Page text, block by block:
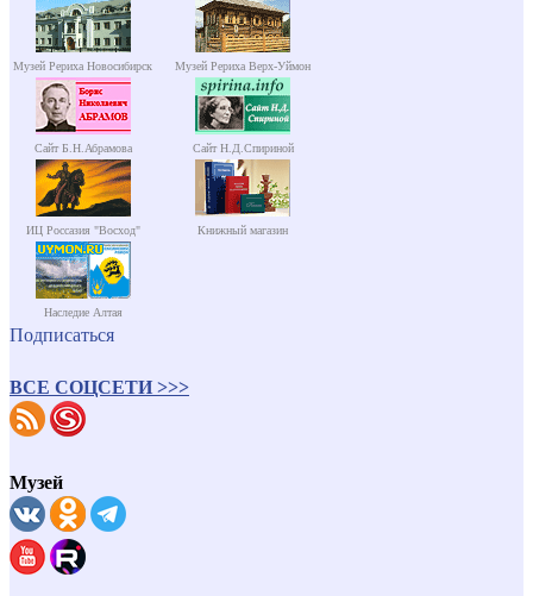
Музей Рериха Новосибирск Музей Рериха Верх-Уймон
Сайт Б.Н.Абрамова Сайт Н.Д.Спириной
ИЦ Россазия "Восход" Книжный магазин
Наследие Алтая
Подписаться
ВСЕ СОЦСЕТИ >>>
Музей